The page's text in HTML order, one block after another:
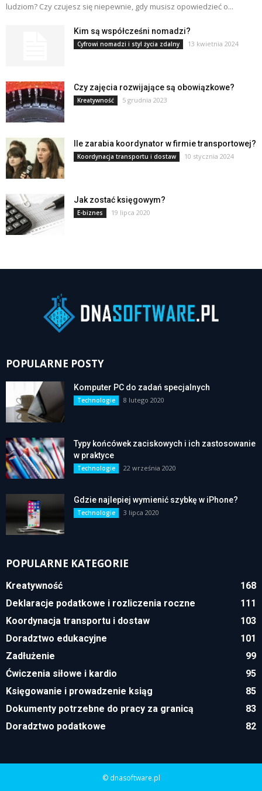
ludziom? Czy czujesz się niepewnie, gdy musisz opowiedzieć o...
Kim są współcześni nomadzi?
Cyfrowi nomadzi i styl życia zdalny 13 kwietnia 2024
Czy zajęcia rozwijające są obowiązkowe?
Kreatywność 5 grudnia 2023
Ile zarabia koordynator w firmie transportowej?
Koordynacja transportu i dostaw 10 stycznia 2024
Jak zostać księgowym?
E-biznes 19 lipca 2020
POPULARNE POSTY
Komputer PC do zadań specjalnych
Technologie 8 lutego 2020
Typy końcówek zaciskowych i ich zastosowanie
w praktyce
Technologie 22 września 2020
Gdzie najlepiej wymienić szybkę w iPhone?
Technologie 3 lipca 2020
POPULARNE KATEGORIE
Kreatywność
168
Deklaracje podatkowe i rozliczenia roczne
111
Koordynacja transportu i dostaw
103
Doradztwo edukacyjne
101
Zadłużenie
99
Ćwiczenia siłowe i kardio
95
Księgowanie i prowadzenie ksiąg
85
Dokumenty potrzebne do pracy za granicą
83
Doradztwo podatkowe
82
© dnasoftware.pl